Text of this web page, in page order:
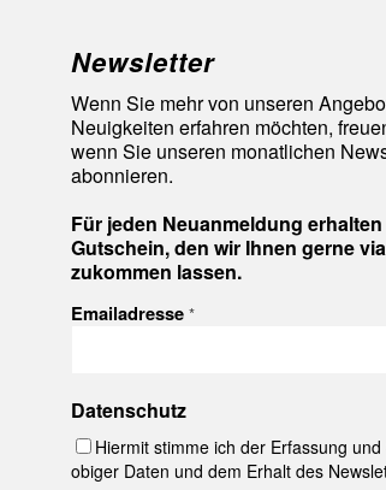
Newsletter
Wenn Sie mehr von unseren
Neuigkeiten erfahren möchten,
wenn Sie unseren monatlichen
abonnieren.
Für jeden Neuanmeldung
Gutschein, den wir Ihnen gerne
zukommen lassen.
Emailadresse*
Datenschutz
Hiermit stimme ich der Erfassung
obiger Daten und dem Erhalt des